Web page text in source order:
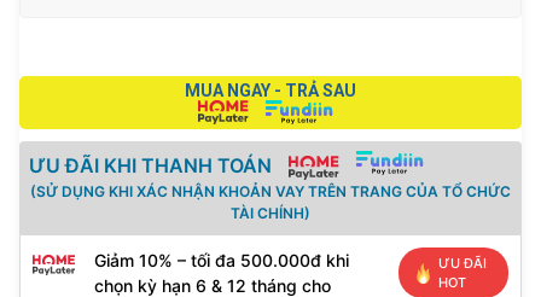
HP
số
MUA NGAY - TRẢ SAU
ƯU ĐÃI KHI THANH TOÁN
(SỬ DỤNG KHI XÁC NHẬN KHOẢN VAY TRÊN TRANG CỦA TỔ CHỨC
TÀI CHÍNH)
Giảm 10% – tối đa 500.000đ khi
chọn kỳ hạn 6 & 12 tháng cho
ƯU ĐÃI
HOT